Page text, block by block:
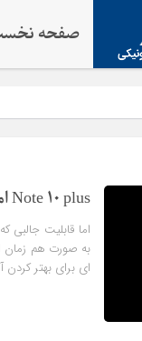
صفحه
Note 10 plus امپراطور جدید سامسونگ
به صورت هم زمان
ای برای بهتر کردن